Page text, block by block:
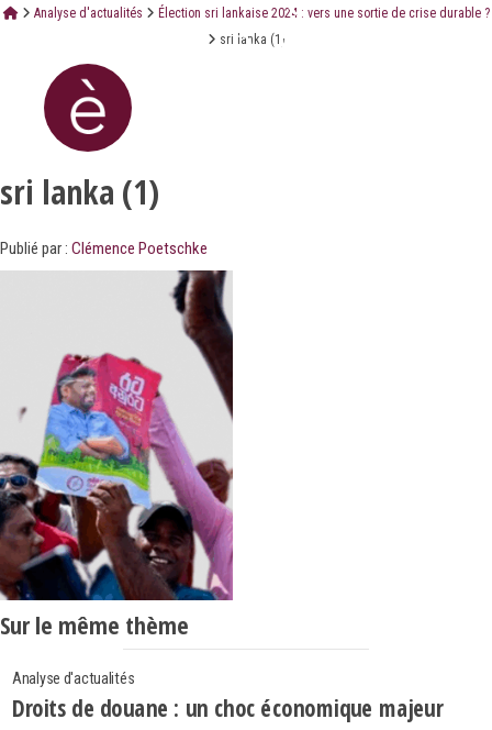
Analyse d'actualités
Élection sri lankaise 2024 : vers une sortie de crise durable ?
sri lanka (1)
sri lanka (1)
Publié par : Clémence Poetschke
Sur le même thème
Analyse d'actualités
Droits de douane : un choc économique majeur